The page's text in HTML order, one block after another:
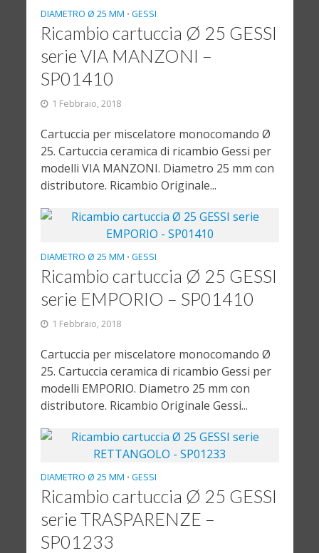
DIAMETRO Ø 25 MM • GESSI
Ricambio cartuccia Ø 25 GESSI
serie VIA MANZONI –
SP01410
1 Febbraio, 2018
Cartuccia per miscelatore monocomando Ø
25. Cartuccia ceramica di ricambio Gessi per
modelli VIA MANZONI. Diametro 25 mm con
distributore. Ricambio Originale...
DIAMETRO Ø 25 MM • GESSI
Ricambio cartuccia Ø 25 GESSI
serie EMPORIO – SP01410
1 Febbraio, 2018
Cartuccia per miscelatore monocomando Ø
25. Cartuccia ceramica di ricambio Gessi per
modelli EMPORIO. Diametro 25 mm con
distributore. Ricambio Originale Gessi...
DIAMETRO Ø 25 MM • GESSI
Ricambio cartuccia Ø 25 GESSI
serie TRASPARENZE –
SP01233